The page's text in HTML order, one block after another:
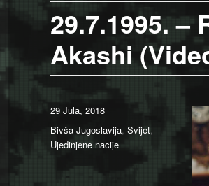
29.7.1995. –
Akashi
Posted
on
29 Jula, 2018
Categories
Bivša Jugoslavija, Svijet,
Ujedinjene nacije